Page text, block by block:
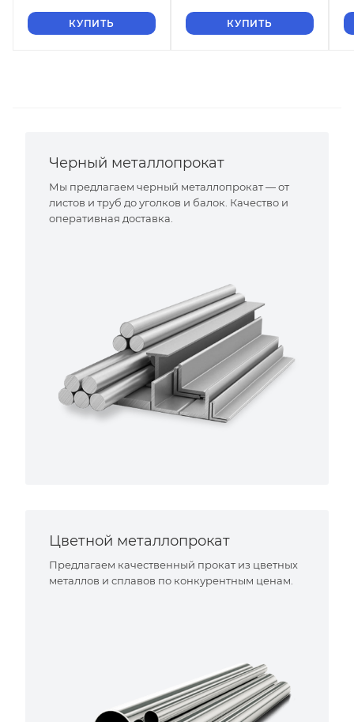
КУПИТЬ КУПИТЬ
Черный металлопрокат
Мы предлагаем черный металлопрокат — от
листов и труб до уголков и балок. Качество и
оперативная доставка.
Цветной металлопрокат
Предлагаем качественный прокат из цветных
металлов и сплавов по конкурентным ценам.